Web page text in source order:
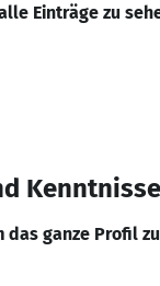
Einträge zu
Kenntnisse
das ganze Profil